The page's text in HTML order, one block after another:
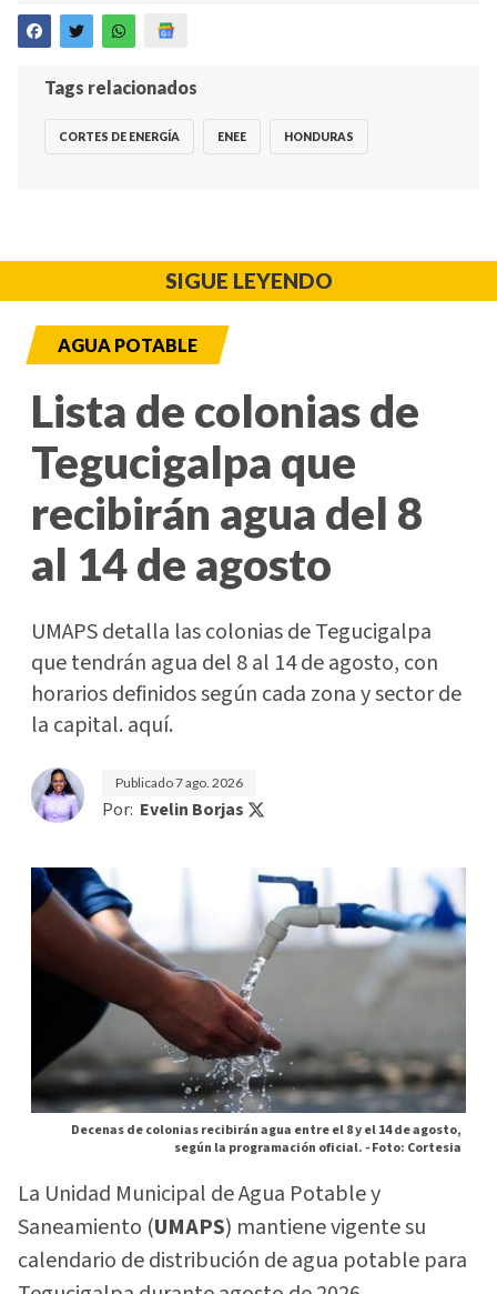
Tags relacionados
CORTES DE ENERGÍA ENEE HONDURAS
SIGUE LEYENDO
AGUA POTABLE
Lista de colonias de
Tegucigalpa que
recibirán agua del 8
al 14 de agosto
UMAPS detalla las colonias de Tegucigalpa
que tendrán agua del 8 al 14 de agosto, con
horarios definidos según cada zona y sector de
la capital. aquí.
Publicado7 ago. 2026
Por: Evelin Borjas
Decenas de colonias recibirán agua entre el 8 y el 14 de agosto,
según la programación oficial. -Foto: Cortesia
La Unidad Municipal de Agua Potable y
Saneamiento (UMAPS) mantiene vigente su
calendario de distribución de agua potable para